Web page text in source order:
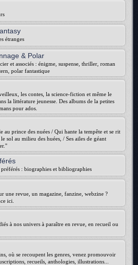
étranges
& Polar
et associés : énigme, suspense, thriller, roman
polar fantastique
les contes, la science-fiction et même le
la littérature jeunesse. Des albums de la petites
pour ados.
au prince des nuées / Qui hante la tempête et se rit
sol au milieu des huées, / Ses ailes de géant
: biographies et bibliographies
une revue, un magazine, fanzine, webzine ?
ici.
à nos univers à paraître en revue, en recueil ou
où se recoupent les genres, venez promouvoir
recueils, anthologies, illustrations...